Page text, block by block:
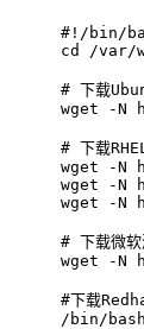
#!/bin/
cd
/var/
# 下载
wget -N
# 下载
wget -N
wget -N
wget -N
# 下载微软
wget -N
#下载
/bin/